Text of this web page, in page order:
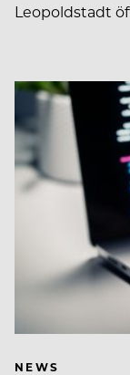
Leopoldstadt
NEWS